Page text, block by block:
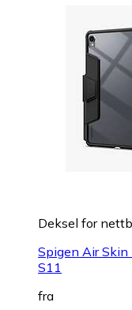
Deksel for
Spigen Air Skin
S11
fra